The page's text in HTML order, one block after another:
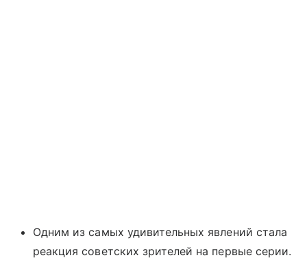
Одним из самых удивительных явлений стала
реакция советских зрителей на первые серии.